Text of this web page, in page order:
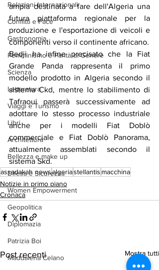
Relazioni Internazionali
Conflitti e Pace
Gastronomia
Femminismo e Parità di Genere
Scienza
Letteratura
Viaggi e Turismo
Libri
Architettura
Bellezza e make up
Difesa e Sicurezza
Women Empowerment
Geopolitica
Diplomazia
Patrizia Boi
Maddalena Celano
ampia destinata a fare dell'Algeria una
futura piattaforma regionale per la
produzione e l'esportazione di veicoli e
componenti verso il continente africano.
Bedji ha infine precisato che la Fiat
Grande Panda rappresenta il primo
modello prodotto in Algeria secondo il
sistema Ckd, mentre lo stabilimento di
Tafraoui passerà successivamente ad
adottare lo stesso processo industriale
anche per i modelli Fiat Doblò
commerciale e Fiat Doblò Panorama,
attualmente assemblati secondo il
sistema Skd.
assadakah newsalgeriastellantis macchina
Notizie in primo piano
Cronaca
Post recenti Mostra tutti